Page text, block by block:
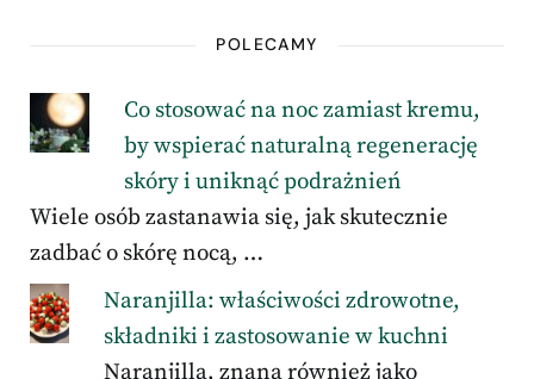
POLECAMY
Co stosować na noc zamiast kremu,
by wspierać naturalną regenerację
skóry i uniknąć podrażnień
Wiele osób zastanawia się, jak skutecznie
zadbać o skórę nocą, …
Naranjilla: właściwości zdrowotne,
składniki i zastosowanie w kuchni
Naranjilla, znana również jako